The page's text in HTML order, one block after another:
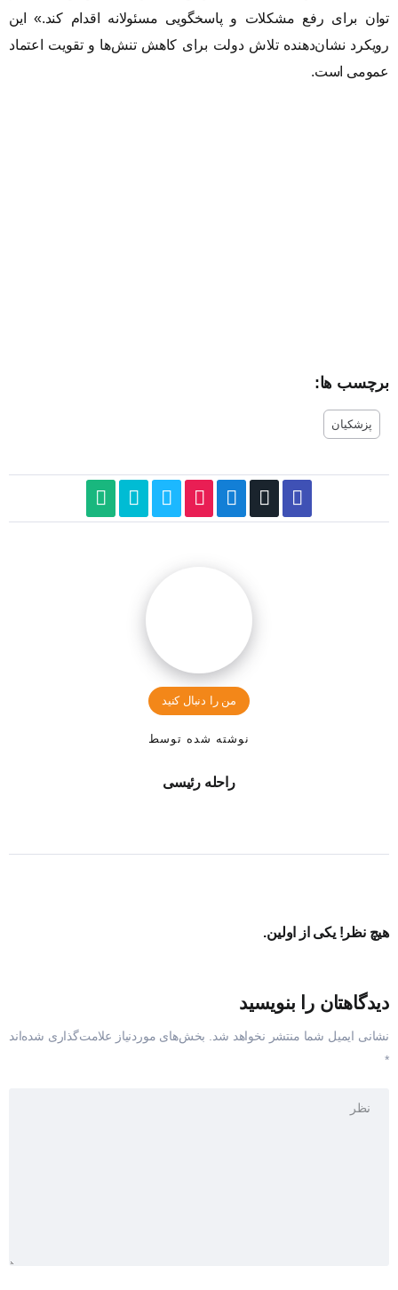
توان برای رفع مشکلات و پاسخگویی مسئولانه اقدام کند.» این
رویکرد نشان‌دهنده تلاش دولت برای کاهش تنش‌ها و تقویت اعتماد
عمومی است.
برچسب ها:
پزشکیان
من را دنبال کنید
نوشته شده توسط
راحله رئیسی
هیچ نظر! یکی از اولین.
دیدگاهتان را بنویسید
نشانی ایمیل شما منتشر نخواهد شد.
بخش‌های موردنیاز علامت‌گذاری شده‌اند
*